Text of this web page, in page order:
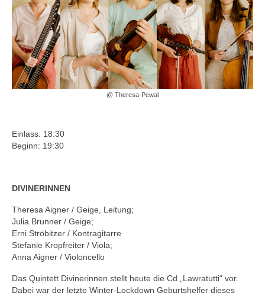
@ Theresa-Pewal
Einlass: 18:30
Beginn: 19:30
DIVINERINNEN
Theresa Aigner / Geige, Leitung;
Julia Brunner / Geige;
Erni Ströbitzer / Kontragitarre
Stefanie Kropfreiter / Viola;
Anna Aigner / Violoncello
Das Quintett Divinerinnen stellt heute die Cd „Lawratutti“ vor.
Dabei war der letzte Winter-Lockdown Geburtshelfer dieses